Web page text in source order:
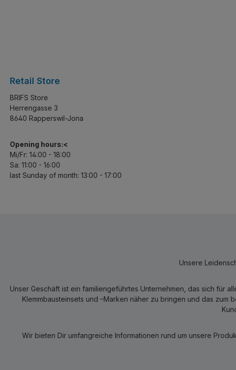
Retail Store
BRIFS Store
Herrengasse 3
8640 Rapperswil-Jona
Opening hours:<
Mi/Fr: 14:00 - 18:00
Sa: 11:00 - 16:00
last Sunday of month: 13:00 - 17:00
Unsere
Unser Geschäft ist ein familiengeführtes Unternehmen, das sich für
Klemmbausteinsets und –Marken näher zu bringen und das
Wir bieten Dir umfangreiche Informationen rund um unsere